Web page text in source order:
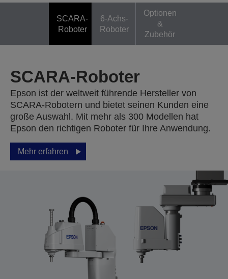
SCARA-
Roboter
6-Achs-
Roboter
Optionen
&
Zubehör
SCARA-Roboter
Epson ist der weltweit führende Hersteller von
SCARA-Robotern und bietet seinen Kunden eine
große Auswahl. Mit mehr als 300 Modellen hat
Epson den richtigen Roboter für Ihre Anwendung.
Mehr erfahren